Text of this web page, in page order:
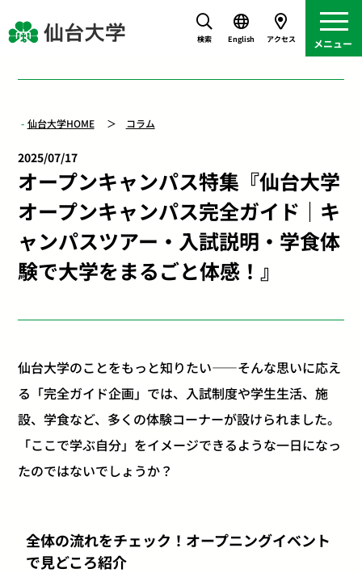
検索 English アクセス
仙台大学HOME コラム
2025/07/17
オープンキャンパス特集『仙台大学
オープンキャンパス完全ガイド｜キ
ャンパスツアー・入試説明・学食体
験で大学をまるごと体感！』
仙台大学のことをもっと知りたい――そんな思いに応え
る「完全ガイド企画」では、入試制度や学生生活、施
設、学食など、多くの体験コーナーが設けられました。
「ここで学ぶ自分」をイメージできるような一日になっ
たのではないでしょうか？
全体の流れをチェック！オープニングイベント
で見どころ紹介